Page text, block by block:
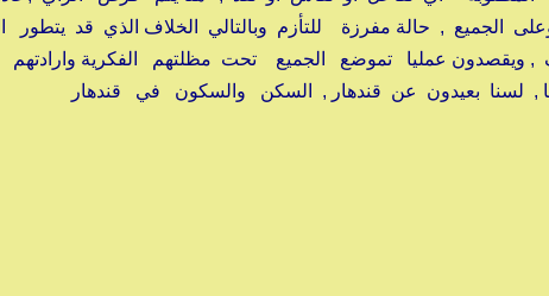
الجميع , حالة مفرزة للتأزم وبالتالي الخلاف الذي قد
, ويقصدون عمليا تموضع الجميع تحت مظلتهم الفكرية وارادتهم
, لسنا بعيدون عن قندهار , السكن والسكون في قندهار